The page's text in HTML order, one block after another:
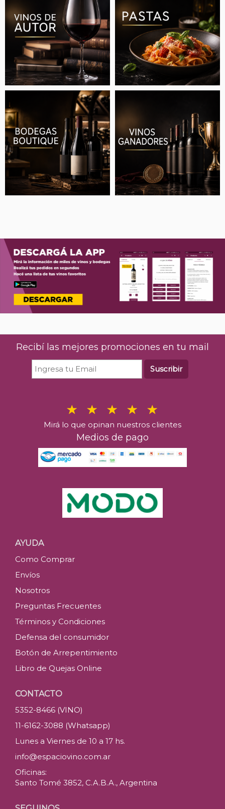
Recibí las mejores promociones en tu mail
Suscribir
Mirá lo que opinan nuestros clientes
Medios de pago
AYUDA
Como Comprar
Envíos
Nosotros
Preguntas Frecuentes
Términos y Condiciones
Defensa del consumidor
Botón de Arrepentimiento
Libro de Quejas Online
CONTACTO
5352-8466 (VINO)
11-6162-3088 (Whatsapp)
Lunes a Viernes de 10 a 17 hs.
info@espaciovino.com.ar
Oficinas:
Santo Tomé 3852, C.A.B.A., Argentina